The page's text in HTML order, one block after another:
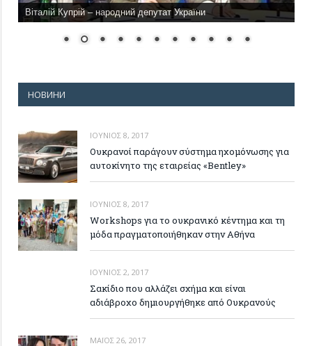
Віталій Купрій – народний депутат України
НОВИНИ
ΙΟΎΝΙΟΣ 8, 2017
Ουκρανοί παράγουν σύστημα ηχομόνωσης για
αυτοκίνητο της εταιρείας «Bentley»
ΙΟΎΝΙΟΣ 8, 2017
Workshops για το ουκρανικό κέντημα και τη
μόδα πραγματοποιήθηκαν στην Αθήνα
ΙΟΎΝΙΟΣ 2, 2017
Σακίδιο που αλλάζει σχήμα και είναι
αδιάβροχο δημιουργήθηκε από Ουκρανούς
ΜΆΙΟΣ 26, 2017